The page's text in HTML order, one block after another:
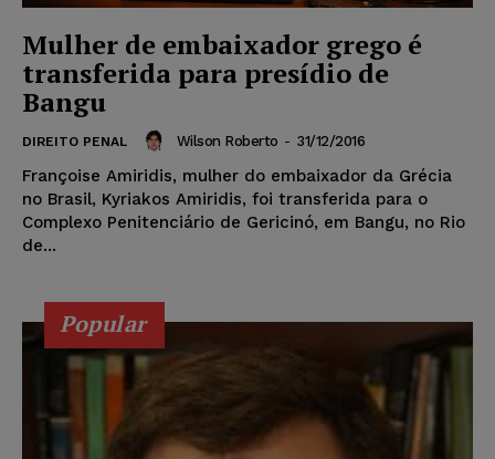
Mulher de embaixador grego é
transferida para presídio de
Bangu
DIREITO PENAL Wilson Roberto - 31/12/2016
Françoise Amiridis, mulher do embaixador da Grécia
no Brasil, Kyriakos Amiridis, foi transferida para o
Complexo Penitenciário de Gericinó, em Bangu, no Rio
de...
Popular